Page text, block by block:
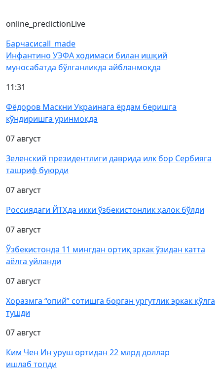
online_predictionLive
Барчасиcall_made
Инфантино УЭФА ходимаси билан ишқий
муносабатда бўлганликда айбланмоқда
11:31
Фёдоров Маскни Украинага ёрдам беришга
кўндиришга уринмоқда
07 август
Зеленский президентлиги даврида илк бор Сербияга
ташриф буюрди
07 август
Россиядаги ЙТҲда икки ўзбекистонлик ҳалок бўлди
07 август
Ўзбекистонда 11 мингдан ортиқ эркак ўзидан катта
аёлга уйланди
07 август
Хоразмга “опий” сотишга борган ургутлик эркак қўлга
тушди
07 август
Ким Чен Ин уруш ортидан 22 млрд доллар
ишлаб топди